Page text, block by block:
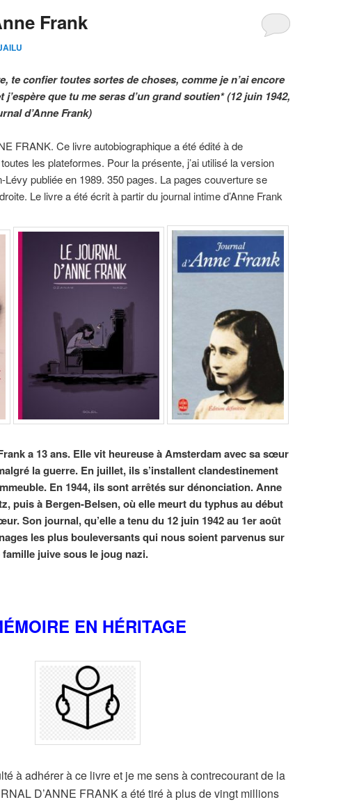
Frank
te confier toutes sortes de choses, comme je n’ai encore
que tu me seras d’un grand soutien* (12 juin 1942,
d’Anne Frank)
FRANK. Ce livre autobiographique a été édité à de
les plateformes. Pour la présente, j’ai utilisé la version
Lévy publiée en 1989. 350 pages. La pages couverture se
Le livre a été écrit à partir du journal intime d’Anne Frank
a 13 ans. Elle vit heureuse à Amsterdam avec sa sœur
la guerre. En juillet, ils s’installent clandestinement
En 1944, ils sont arrêtés sur dénonciation. Anne
puis à Bergen-Belsen, où elle meurt du typhus au début
Son journal, qu’elle a tenu du 12 juin 1942 au 1er août
les plus bouleversants qui nous soient parvenus sur
juive sous le joug nazi.
EN HÉRITAGE
à adhérer à ce livre et je me sens à contrecourant de la
D’ANNE FRANK a été tiré à plus de vingt millions